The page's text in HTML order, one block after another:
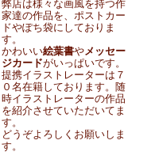
弊店は様々な画風を持つ作
家達の作品を、ポストカー
ドやぽち袋にしておりま
す。
かわいい絵葉書やメッセー
ジカードがいっぱいです。
提携イラストレーターは７
０名在籍しております。随
時イラストレーターの作品
を紹介させていただいてま
す。
どうぞよろしくお願いしま
す。